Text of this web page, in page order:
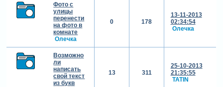
Фото с
улицы
перенести
на фото в
комнате
Олечка
0 178
13-11-2013
02:34:54
Олечка
Возможно
ли
написать
свой текст
из букв
13 311
25-10-2013
21:35:55
TATIN